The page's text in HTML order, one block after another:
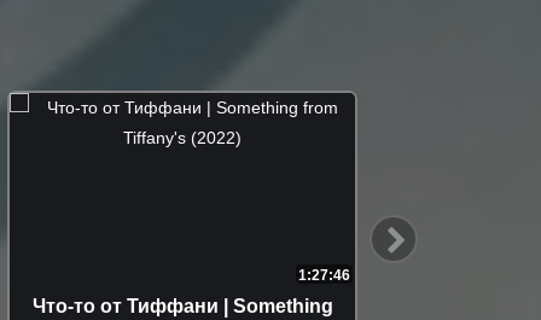
1:27:46
Что-то от Тиффани | Something